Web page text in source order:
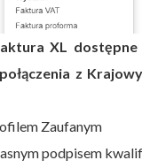
XL
z
Zaufanym
podpisem